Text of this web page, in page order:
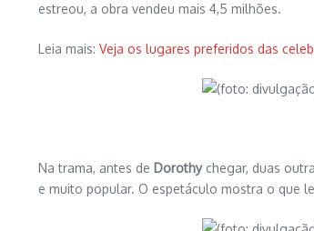
estreou, a obra vendeu mais 4,5 milhões.
Leia mais: Veja os lugares preferidos das
Na trama, antes de Dorothychegar, duas
e muito popular. O espetáculo mostra o que